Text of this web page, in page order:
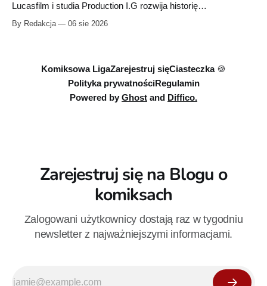
Lucasfilm i studia Production I.G rozwija historię
zapoczątkowaną w krótkometrażówkach „Dziewiąty Jedi”
oraz „Dziewiąty Jedi: Dziecko nadziei" z serii „Gwiezdne
By Redakcja 06 sie 2026
Komiksowa LigaZarejestruj sięCiasteczka 🍪
Polityka prywatnościRegulamin
Powered by Ghost and Diffico.
Zarejestruj się na Blogu o
komiksach
Zalogowani użytkownicy dostają raz w tygodniu
newsletter z najważniejszymi informacjami.